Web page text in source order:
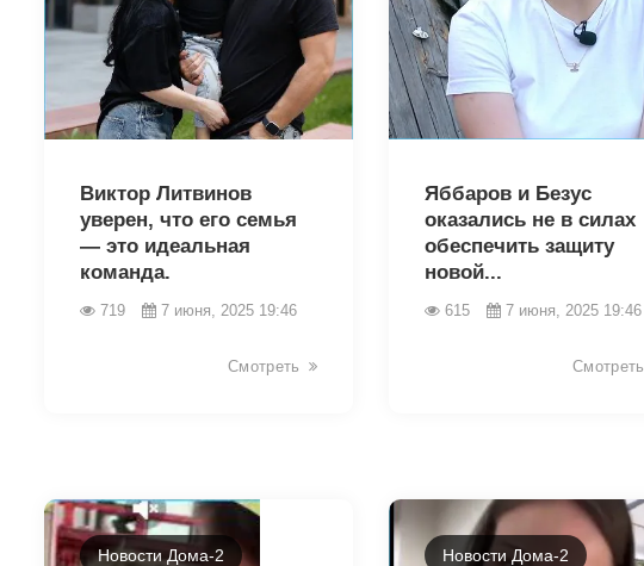
Виктор Литвинов
уверен, что его семья
— это идеальная
команда.
719 7 июня, 2025 19:46
Смотреть
Яббаров и Безус
оказались не в силах
обеспечить защиту
новой...
615 7 июня, 2025 19:46
Смотреть
Новости Дома-2 Новости Дома-2